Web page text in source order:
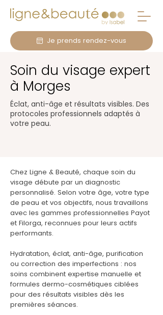
Je prends rendez-vous
Soin du visage expert
à Morges
Éclat, anti-âge et résultats visibles. Des
protocoles professionnels adaptés à
votre peau.
Chez Ligne & Beauté, chaque soin du
visage débute par un diagnostic
personnalisé. Selon votre âge, votre type
de peau et vos objectifs, nous travaillons
avec les gammes professionnelles Payot
et Filorga, reconnues pour leurs actifs
performants.
Hydratation, éclat, anti-âge, purification
ou correction des imperfections : nos
soins combinent expertise manuelle et
formules dermo-cosmétiques ciblées
pour des résultats visibles dès les
premières séances.